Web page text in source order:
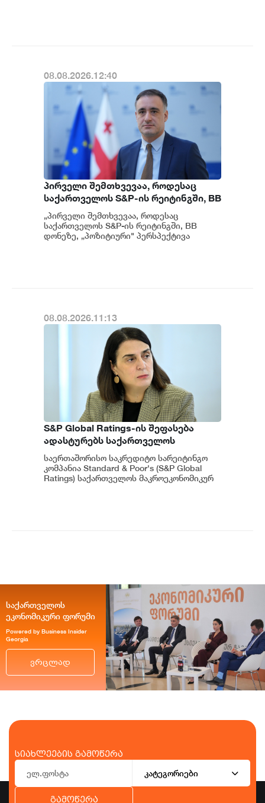
08.08.2026.12:40
პირველი შემთხვევაა, როდესაც
საქართველოს S&P-ის რეიტინგში, BB
დონეზე „პოზიტიური" პერსპექტივა
მიენიჭა - პერსპექტივის
გაუმჯობესება კიდევ ერთხელ
„პირველი შემთხვევაა, როდესაც
საქართველოს S&P-ის რეიტინგში, BB
დონეზე, „პოზიტიური" პერსპექტივა
08.08.2026.11:13
S&P Global Ratings-ის შეფასება
ადასტურებს საქართველოს
ეკონომიკის მდგრადობასა და
ეროვნული ბანკის პოლიტიკის
ეფექტიანობას - ეკატერინე მიქაბაძე
საერთაშორისო საკრედიტო სარეიტინგო
კომპანია Standard & Poor's (S&P Global
Ratings) საქართველოს მაკროეკონომიკურ
საქართველოს
ეკონომიკური ფორუმი
Powered by Business Insider
Georgia
ვრცლად
სიახლეების გამოწერა
კატეგორიები
გამოწერა